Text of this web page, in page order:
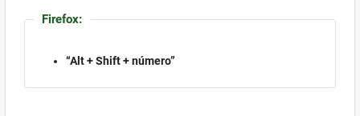
Firefox:
“Alt + Shift + número”